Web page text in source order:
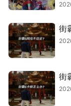
街
街